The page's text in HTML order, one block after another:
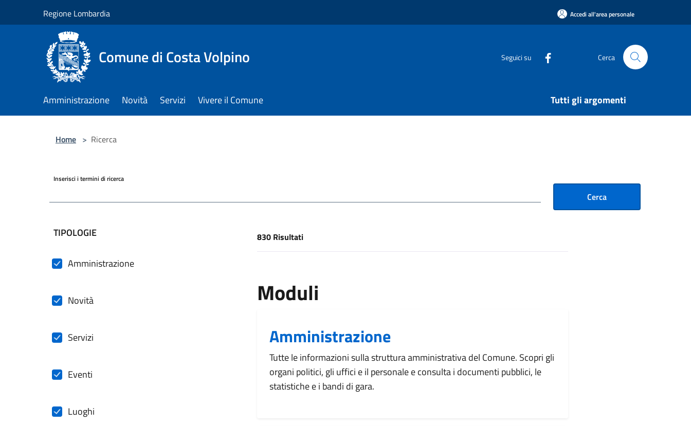
Regione Lombardia Accedi all'area personale
Comune di Costa Volpino Seguici su Cerca
Amministrazione Novità Servizi Vivere il Comune Tutti gli argomenti
Home > Ricerca
Inserisci i termini di ricerca
Cerca
filtri da applicare
TIPOLOGIE
Amministrazione
Novità
Servizi
Eventi
Luoghi
[results] Risultati
830 Risultati
Moduli
Amministrazione
Tutte le informazioni sulla struttura amministrativa del Comune. Scopri gli
organi politici, gli uffici e il personale e consulta i documenti pubblici, le
statistiche e i bandi di gara.